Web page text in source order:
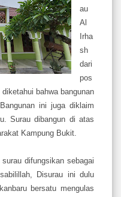
au
Al
Irha
sh
dari
pos
bahwa bangunan
ini juga diklaim
Surau dibangun di atas
Kampung Bukit.
difungsikan sebagai
Disurau ini dulu
bersatu mengulas